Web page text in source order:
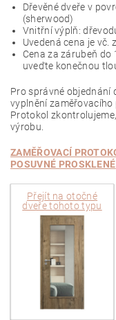
Dřevěné dveře v
(sherwood)
Vnitřní výplň:
Uvedená cena je vč.
Cena za zárubeň
uveďte konečnou
Pro správné objednání
vyplnění zaměřovacího
Protokol
výrobu.
ZAMĚŘOVACÍ
POSUVNÉ PROSKLENÉ
Přejít naotočné
dveře tohoto typu